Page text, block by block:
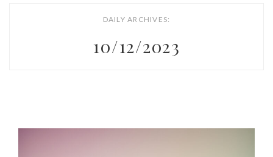
DAILY ARCHIVES:
10/12/2023